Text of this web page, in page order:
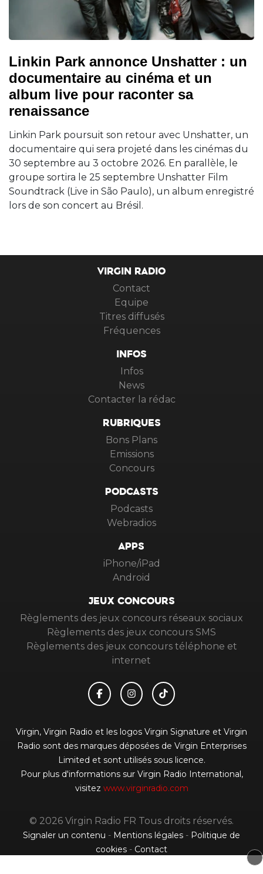
Linkin Park annonce Unshatter : un
documentaire au cinéma et un
album live pour raconter sa
renaissance
Linkin Park poursuit son retour avec Unshatter, un
documentaire qui sera projeté dans les cinémas du
30 septembre au 3 octobre 2026. En parallèle, le
groupe sortira le 25 septembre Unshatter Film
Soundtrack (Live in São Paulo), un album enregistré
lors de son concert au Brésil.
VIRGIN RADIO
Contact
Equipe
Titres diffusés
Fréquences
INFOS
Infos
News
Contacter la rédac
RUBRIQUES
Bons Plans
Emissions
Concours
PODCASTS
Podcasts
Webradios
APPS
iPhone/iPad
Android
JEUX CONCOURS
Règlements des jeux concours réseaux sociaux
Règlements des jeux concours SMS
Règlements des jeux concours téléphone et
internet
Virgin, Virgin Radio et les logos Virgin Signature et Virgin
Radio sont des marques déposées de Virgin Enterprises
Limited et sont utilisés sous licence.
Pour plus d'informations sur Virgin Radio International,
visitez www.virginradio.com
© 2026 Virgin Radio FR Tous droits réservés.
Signaler un contenu - Mentions légales - Politique de
cookies - Contact